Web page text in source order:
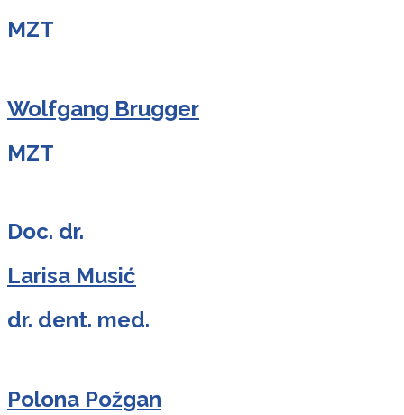
MZT
Wolfgang Brugger
MZT
Doc. dr.
Larisa Musić
dr. dent. med.
Polona Požgan